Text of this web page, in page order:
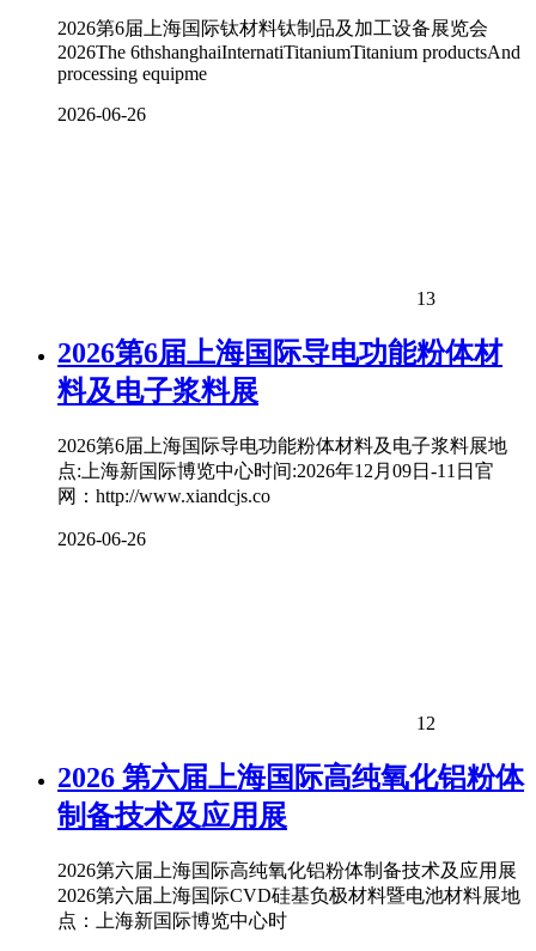
2026第6届上海国际钛材料钛制品及加工设备展览会
2026The 6thshanghaiInternatiTitaniumTitanium productsAnd
processing equipme
2026-06-26
13
2026第6届上海国际导电功能粉体材
料及电子浆料展
2026第6届上海国际导电功能粉体材料及电子浆料展地
点:上海新国际博览中心时间:2026年12月09日-11日官
网：http://www.xiandcjs.co
2026-06-26
12
2026 第六届上海国际高纯氧化铝粉体
制备技术及应用展
2026第六届上海国际高纯氧化铝粉体制备技术及应用展
2026第六届上海国际CVD硅基负极材料暨电池材料展地
点：上海新国际博览中心时